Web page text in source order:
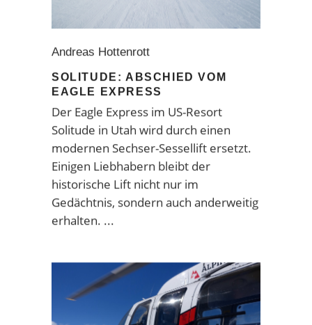
Andreas Hottenrott
SOLITUDE: ABSCHIED VOM
EAGLE EXPRESS
Der Eagle Express im US-Resort
Solitude in Utah wird durch einen
modernen Sechser-Sessellift ersetzt.
Einigen Liebhabern bleibt der
historische Lift nicht nur im
Gedächtnis, sondern auch anderweitig
erhalten.